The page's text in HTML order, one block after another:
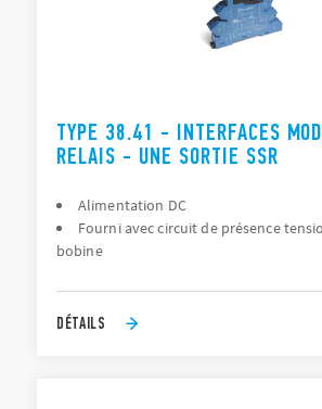
TYPE 38.41 - INTERFACES
RELAIS - UNE SORTIE SSR
Alimentation DC
Fourni avec circuit de présence
bobine
DÉTAILS